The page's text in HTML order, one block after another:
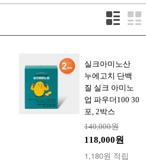
실크아미노산
누에고치 단백
질 실크 아미노
업 파우더100 30
포, 2박스
140,000원
118,000원
1,180원 적립